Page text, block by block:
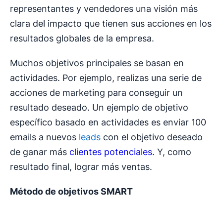
representantes y vendedores una visión más
clara del impacto que tienen sus acciones en los
resultados globales de la empresa.
Muchos objetivos principales se basan en
actividades. Por ejemplo, realizas una serie de
acciones de marketing para conseguir un
resultado deseado. Un ejemplo de objetivo
específico basado en actividades es enviar 100
emails a nuevos leads con el objetivo deseado
de ganar más clientes potenciales. Y, como
resultado final, lograr más ventas.
Método de objetivos SMART